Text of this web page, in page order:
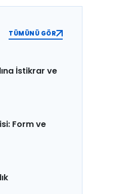
TÜMÜNÜ GÖR
İstikrar ve
Form ve